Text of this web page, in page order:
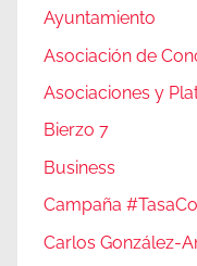
Ayuntamiento
Asociación de
Asociaciones y
Bierzo 7
Business
Campaña
Carlos González-